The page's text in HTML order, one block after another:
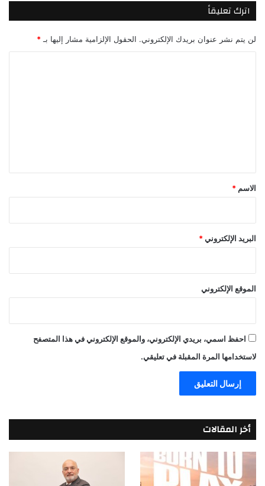
اترك تعليقاً
لن يتم نشر عنوان بريدك الإلكتروني. الحقول الإلزامية مشار إليها بـ *
*
الاسم *
البريد الإلكتروني *
الموقع الإلكتروني
احفظ اسمي، بريدي الإلكتروني، والموقع الإلكتروني في هذا المتصفح
لاستخدامها المرة المقبلة في تعليقي.
أخر المقالات